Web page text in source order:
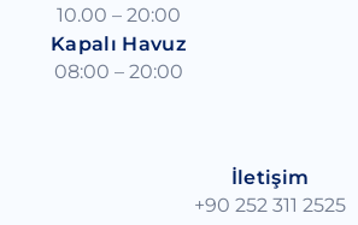
10.00 – 20:00
Kapalı Havuz
08:00 – 20:00
İletişim
+90 252 311 2525